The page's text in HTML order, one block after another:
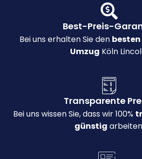
Best-Preis-
Bei uns erhalten Sie den besten
Umzug Köln
Transparente
Bei uns wissen Sie, dass wir 100%
günstig